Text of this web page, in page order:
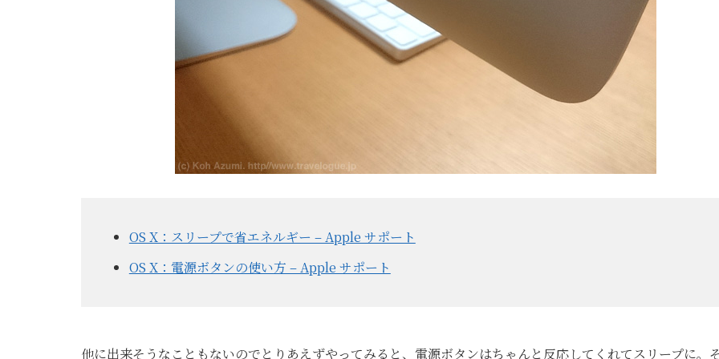
OS X：スリープで省エネルギー – Apple サポート
OS X：電源ボタンの使い方 – Apple サポート
他に出来そうなこともないのでとりあえずやってみると、電源ボタンはちゃんと反応してくれてスリープに。